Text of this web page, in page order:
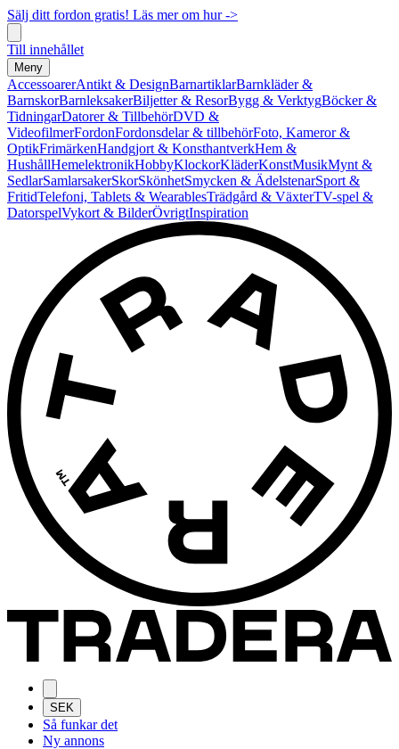
Sälj ditt fordon gratis! Läs mer om hur ->
Till innehållet
Meny
AccessoarerAntikt & DesignBarnartiklarBarnkläder &
BarnskorBarnleksakerBiljetter & ResorBygg & VerktygBöcker &
TidningarDatorer & TillbehörDVD &
VideofilmerFordonFordonsdelar & tillbehörFoto, Kameror &
OptikFrimärkenHandgjort & KonsthantverkHem &
HushållHemelektronikHobbyKlockorKläderKonstMusikMynt &
SedlarSamlarsakerSkorSkönhetSmycken & ÄdelstenarSport &
FritidTelefoni, Tablets & WearablesTrädgård & VäxterTV-spel &
DatorspelVykort & BilderÖvrigtInspiration
SEK
Så funkar det
Ny annons